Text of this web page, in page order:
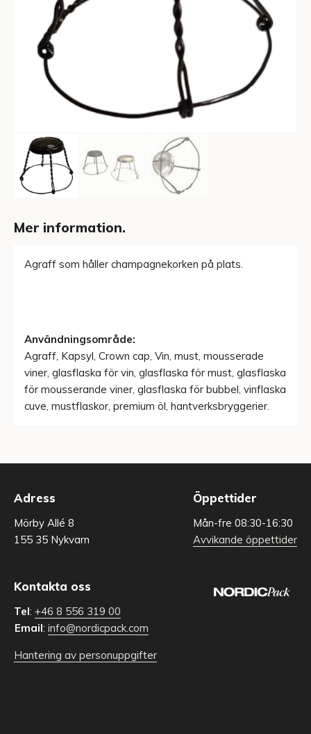
Mer information.
Agraff som håller champagnekorken på plats.
Användningsområde:
Agraff, Kapsyl, Crown cap, Vin, must, mousserade
viner, glasflaska för vin, glasflaska för must, glasflaska
för mousserande viner, glasflaska för bubbel, vinflaska
cuve, mustflaskor, premium öl, hantverksbryggerier.
Adress
Mörby Allé 8
155 35 Nykvarn
Öppettider
Mån-fre 08:30-16:30
Avvikande öppettider
Kontakta oss
Tel: +46 8 556 319 00
Email: info@nordicpack.com
Hantering av personuppgifter